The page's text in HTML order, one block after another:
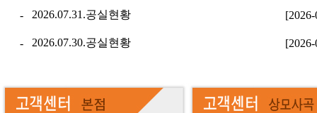
- 2026.07.31.공실현황
- 2026.07.30.공실현황